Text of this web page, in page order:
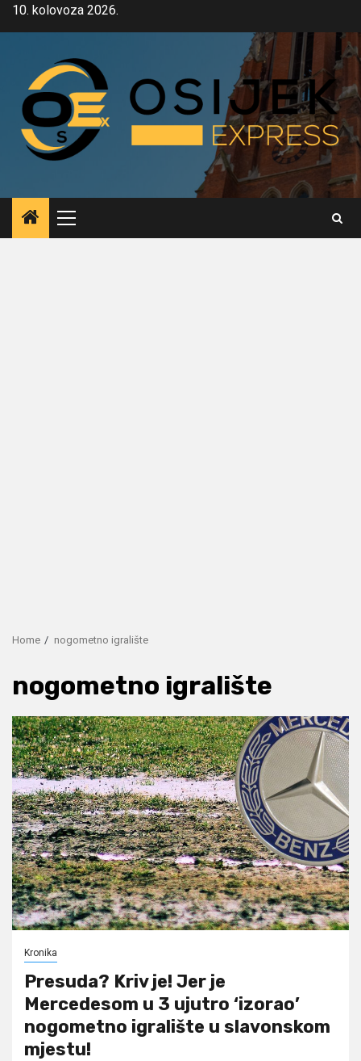
Skip10. kolovoza 2026.
Primary
Menu
Home nogometno igralište
nogometno igralište
Kronika
Presuda? Kriv je! Jer je
Mercedesom u 3 ujutro ‘izorao’
nogometno igralište u slavonskom
mjestu!